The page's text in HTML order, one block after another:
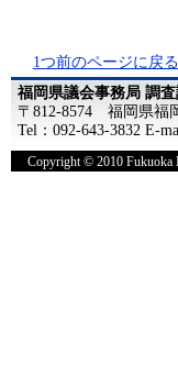
1つ前のページに戻る
福岡県議会事務局 調
〒812-8574 福岡県福
Tel：092-643-3832 E-
Copyright © 2010 Fukuoka